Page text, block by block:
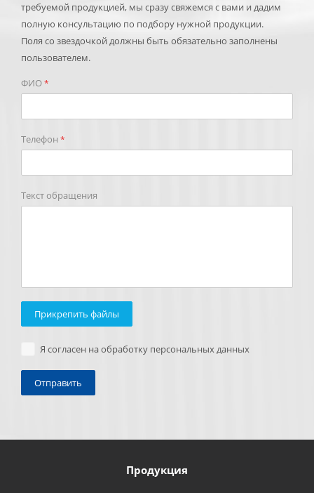
требуемой продукцией, мы сразу свяжемся с вами и дадим
полную консультацию по подбору нужной продукции.
Поля со звездочкой должны быть обязательно заполнены
пользователем.
ФИО*
Телефон *
Текст обращения
Прикрепить файлы
Я согласен на обработку персональных данных
Продукция